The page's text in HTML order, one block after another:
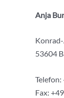
Anja
53604
Fax: